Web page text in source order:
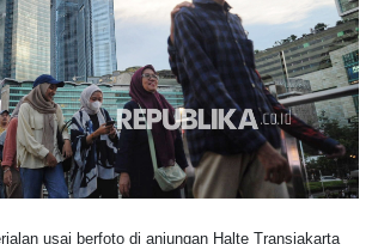
usai berfoto di anjungan Halte Transjakarta